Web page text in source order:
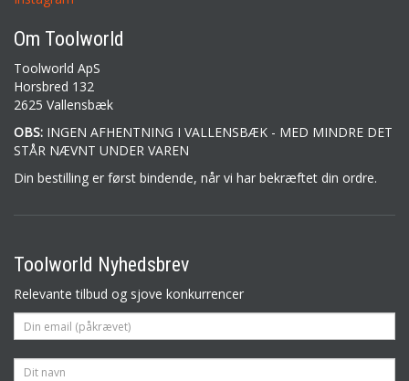
Om Toolworld
Toolworld ApS
Horsbred 132
2625 Vallensbæk
OBS: INGEN AFHENTNING I VALLENSBÆK - MED MINDRE DET
STÅR NÆVNT UNDER VAREN
Din bestilling er først bindende, når vi har bekræftet din ordre.
Toolworld Nyhedsbrev
Relevante tilbud og sjove konkurrencer